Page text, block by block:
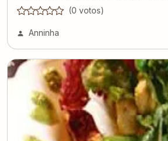
(0 votos)
Anninha